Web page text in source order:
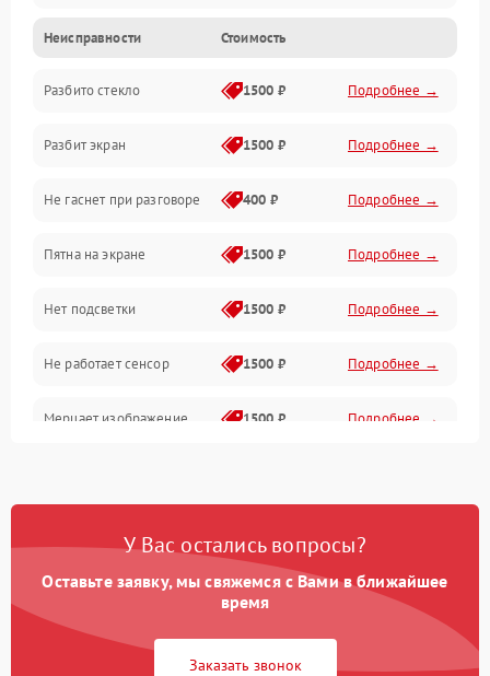
Проблемы связи
Камеры
Проблемы с дисплеем и сенсором
Зарядка
Проблемы с питанием, зарядкой и аккумулятором
Проблемы с работой системы, корпусом и другие
Неисправности Стоимость
Разбито стекло 1500 ₽ Подробнее →
Разбит экран 1500 ₽ Подробнее →
Не гаснет при разговоре 400 ₽ Подробнее →
Пятна на экране 1500 ₽ Подробнее →
Нет подсветки 1500 ₽ Подробнее →
Не работает сенсор 1500 ₽ Подробнее →
Мерцает изображение 1500 ₽ Подробнее →
У Вас остались вопросы?
Оставьте заявку, мы свяжемся с Вами в ближайшее
время
Заказать звонок